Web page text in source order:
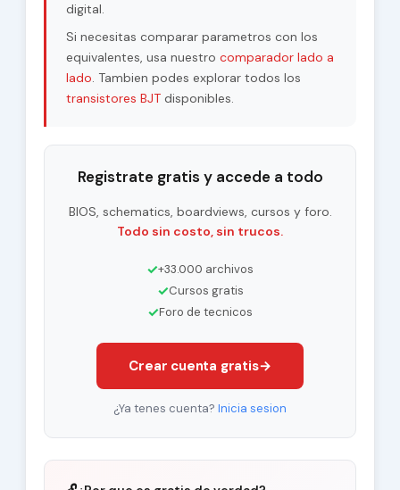
Forward Current
Transfer Ratio
(hFE), MIN
65
digital.
Si necesitas comparar parametros con los
equivalentes, usa nuestro comparador lado a
lado. Tambien podes explorar todos los
transistores BJTdisponibles.
Registrate gratis y accede a todo
BIOS, schematics, boardviews, cursos y foro.
Todo sin costo, sin trucos.
✓+33.000 archivos
✓Cursos gratis
✓Foro de tecnicos
Crear cuenta gratis→
¿Ya tenes cuenta? Inicia sesion